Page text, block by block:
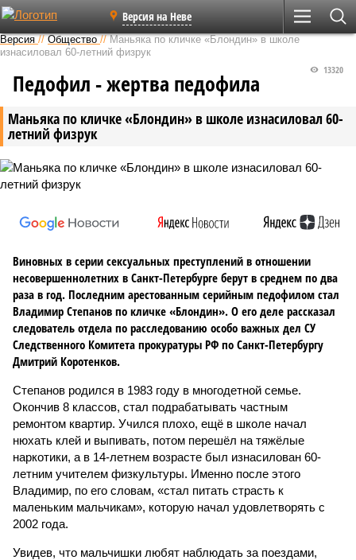
Версия на Неве
Версия //Общество //Маньяка по кличке «Блондин» в школе
изнасиловал 60-летний физрук
Маньяка по кличке «Блондин» в школе изнасиловал 60-
летний физрук
13320
Педофил - жертва педофила
Виновных в серии сексуальных преступлений в отношении
несовершеннолетних в Санкт-Петербурге берут в среднем по два
раза в год. Последним арестованным серийным педофилом стал
Владимир Степанов по кличке «Блондин». О его деле рассказал
следователь отдела по расследованию особо важных дел СУ
Следственного Комитета прокуратуры РФ по Санкт-Петербургу
Дмитрий Коротенков.
Степанов родился в 1983 году в многодетной семье.
Окончив 8 классов, стал подрабатывать частным
ремонтом квартир. Учился плохо, ещё в школе начал
нюхать клей и выпивать, потом перешёл на тяжёлые
наркотики, а в 14-летнем возрасте был изнасилован 60-
летним учителем физкультуры. Именно после этого
Владимир, по его словам, «стал питать страсть к
маленьким мальчикам», которую начал удовлетворять с
2002 года.
Увидев, что мальчишки любят наблюдать за поездами,